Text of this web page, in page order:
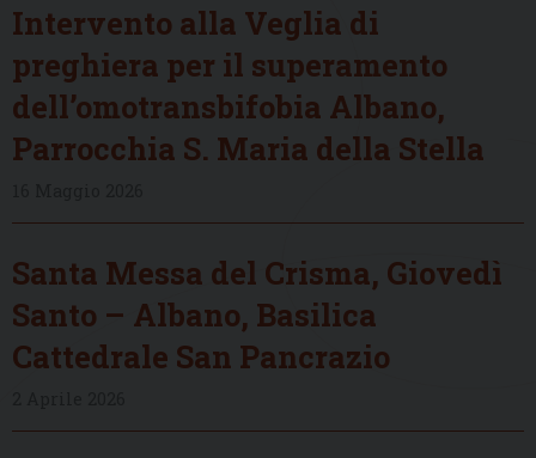
Intervento alla Veglia di
preghiera per il superamento
dell’omotransbifobia Albano,
Parrocchia S. Maria della Stella
Santa Messa del Crisma, Giovedì
Santo – Albano, Basilica
Cattedrale San Pancrazio